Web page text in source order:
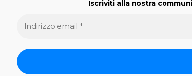
Iscriviti alla nostra